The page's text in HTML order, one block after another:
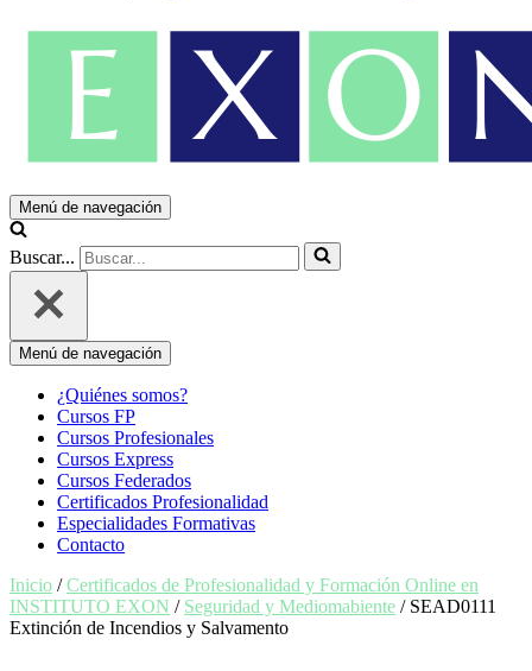
Menú de navegación
Buscar...
Menú de navegación
¿Quiénes somos?
Cursos FP
Cursos Profesionales
Cursos Express
Cursos Federados
Certificados Profesionalidad
Especialidades Formativas
Contacto
Inicio /Certificados de Profesionalidad y Formación Online en
INSTITUTO EXON / Seguridad y Mediomabiente / SEAD0111
Extinción de Incendios y Salvamento